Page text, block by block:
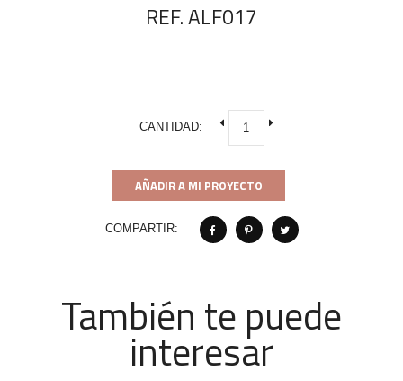
REF. ALF017
CANTIDAD:
AÑADIR A MI PROYECTO
COMPARTIR:
También te puede
interesar